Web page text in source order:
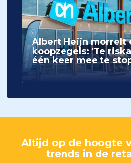
Albert Heijn morrelt
koopzegels: 'Te
één keer mee te
Altijd op de hoogte
trends in de